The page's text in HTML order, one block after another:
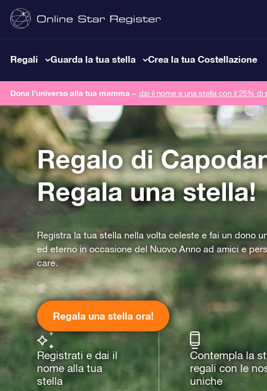
Regali Guarda la tua stella Crea la tua Costellazione
Dona l’universo alla tua mamma – dai il nome a una stella con il 25% di
Regalo di
Regala una stella!
Registra la tua stella nella volta celeste e fai un dono
ed eterno in occasione del Nuovo Anno ad amici e
care.
Regala una stella ora!
Registrati e dai il
nome alla tua
stella
Contempla la
regali con le
uniche